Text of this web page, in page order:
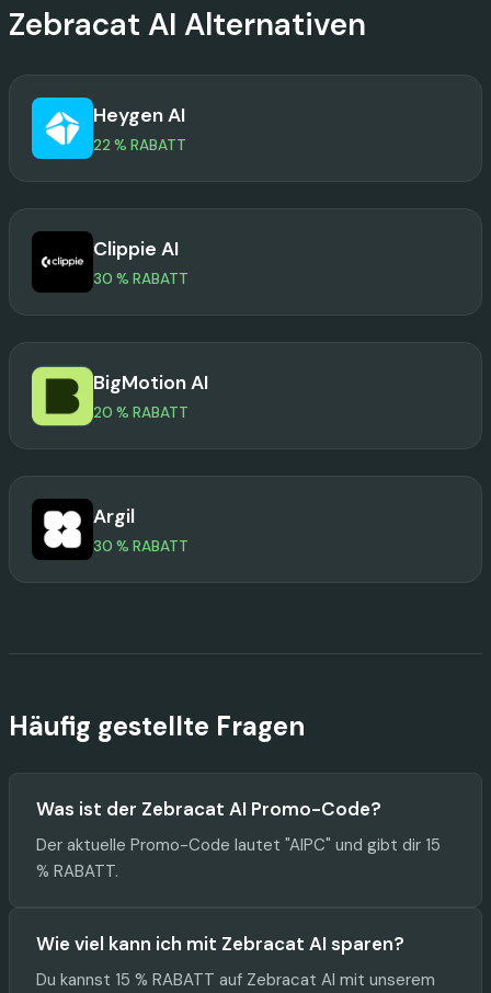
Zebracat AI Alternativen
Heygen AI
22 % RABATT
Clippie AI
30 % RABATT
BigMotion AI
20 % RABATT
Argil
30 % RABATT
Häufig gestellte Fragen
Was ist der Zebracat AI Promo-Code?
Der aktuelle Promo-Code lautet "AIPC" und gibt dir 15
% RABATT.
Wie viel kann ich mit Zebracat AI sparen?
Du kannst 15 % RABATT auf Zebracat AI mit unserem